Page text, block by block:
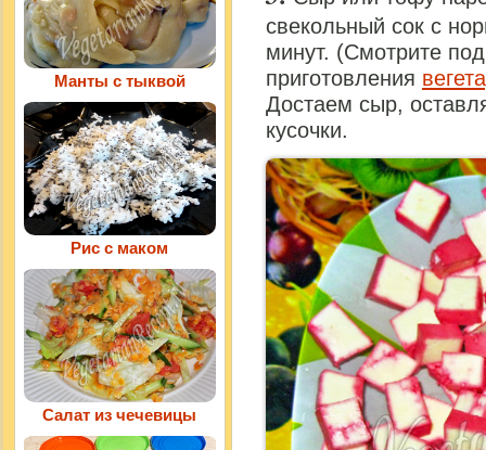
свекольный сок с
минут. (Смотрите
приготовления
Достаем сыр,
кусочки.
Манты с тыквой
Рис с маком
Салат из чечевицы